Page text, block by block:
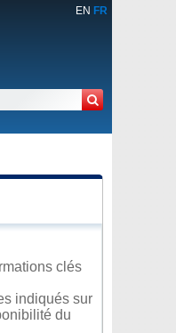
EN FR
clés
indiqués sur
du